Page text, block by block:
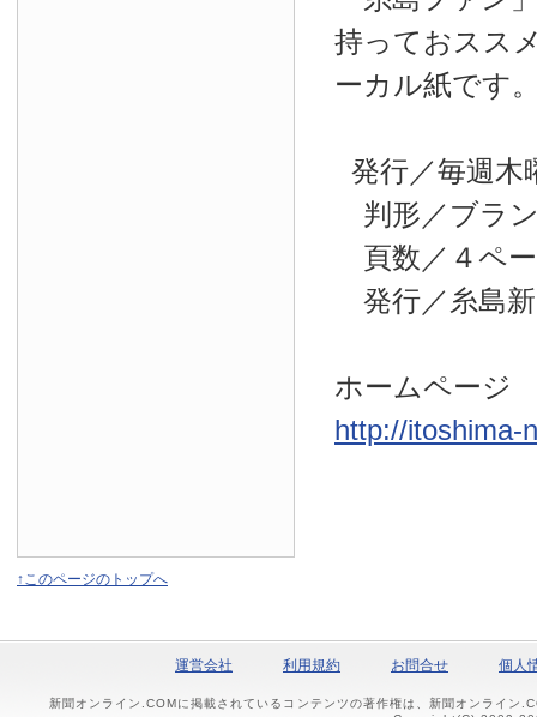
持っておスス
ーカル紙です
発行／毎週木
判形／ブラ
頁数／４ペ
発行／糸島
ホームページ
http://itoshima-
↑このページのトップへ
運営会社 利用規約 お問合せ 個人
新聞オンライン.COMに掲載されているコンテンツの著作権は、新聞オンライン